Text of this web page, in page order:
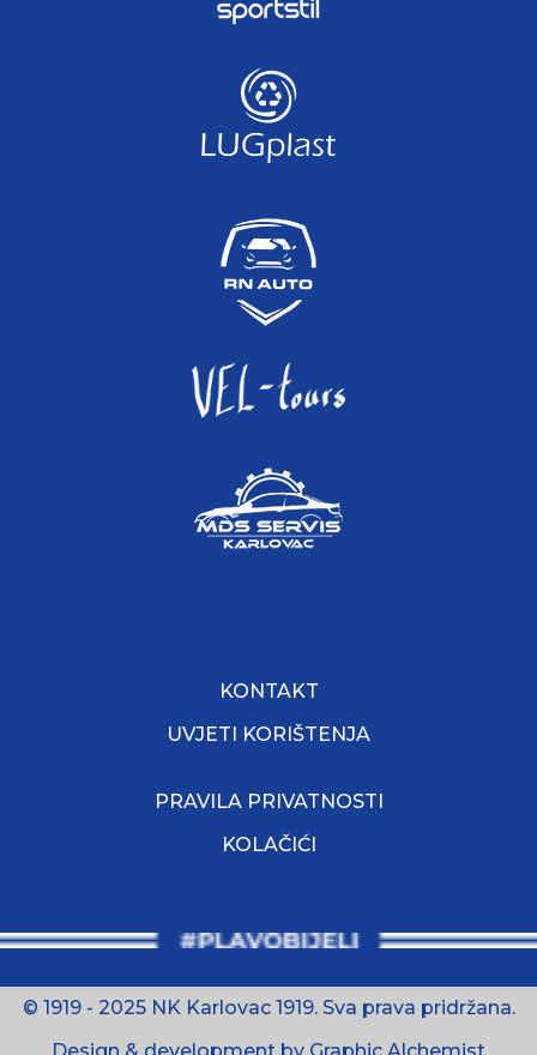
KONTAKT
UVJETI KORIŠTENJA
PRAVILA PRIVATNOSTI
KOLAČIĆI
© 1919 - 2025 NK Karlovac 1919. Sva prava pridržana.